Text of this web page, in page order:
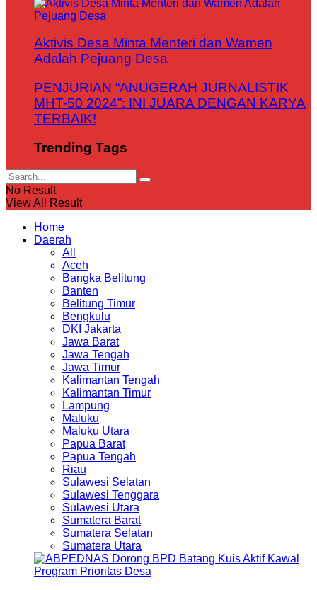
Aktivis Desa Minta Menteri dan Wamen
Adalah Pejuang Desa
PENJURIAN “ANUGERAH JURNALISTIK
MHT-50 2024”: INI JUARA DENGAN KARYA
TERBAIK!
Trending Tags
No Result
View All Result
Home
Daerah
All
Aceh
Bangka Belitung
Banten
Belitung Timur
Bengkulu
DKI Jakarta
Jawa Barat
Jawa Tengah
Jawa Timur
Kalimantan Tengah
Kalimantan Timur
Lampung
Maluku
Maluku Utara
Papua Barat
Papua Tengah
Riau
Sulawesi Selatan
Sulawesi Tenggara
Sulawesi Utara
Sumatera Barat
Sumatera Selatan
Sumatera Utara